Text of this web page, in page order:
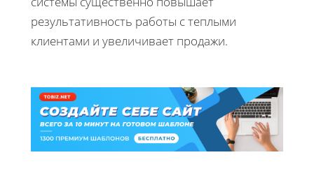
результативность работы с теплыми
клиентами и увеличивает продажи.